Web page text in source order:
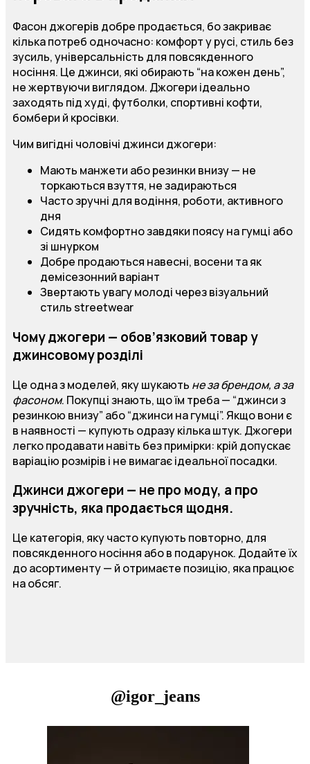
Фасон джогерів добре продається, бо закриває
кілька потреб одночасно: комфорт у русі, стиль без
зусиль, універсальність для повсякденного
носіння. Це джинси, які обирають “на кожен день”,
не жертвуючи виглядом. Джогери ідеально
заходять під худі, футболки, спортивні кофти,
бомбери й кросівки.
Чим вигідні чоловічі джинси джогери:
Мають манжети або резинки внизу — не
торкаються взуття, не задираються
Часто зручні для водіння, роботи, активного
дня
Сидять комфортно завдяки поясу на гумці або
зі шнурком
Добре продаються навесні, восени та як
демісезонний варіант
Звертають увагу молоді через візуальний
стиль streetwear
Чому джогери — обов’язковий товар у
джинсовому розділі
Це одна з моделей, яку шукають не за брендом, а за
фасоном. Покупці знають, що їм треба — “джинси з
резинкою внизу” або “джинси на гумці”. Якщо вони є
в наявності — купують одразу кілька штук. Джогери
легко продавати навіть без примірки: крій допускає
варіацію розмірів і не вимагає ідеальної посадки.
Джинси джогери — не про моду, а про
зручність, яка продається щодня.
Це категорія, яку часто купують повторно, для
повсякденного носіння або в подарунок. Додайте їх
до асортименту — й отримаєте позицію, яка працює
на обсяг.
@igor_jeans